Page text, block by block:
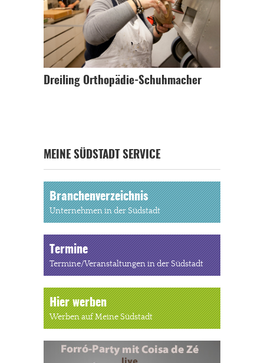
Dreiling Orthopädie-Schuhmacher
MEINE SÜDSTADT SERVICE
Branchenverzeichnis
Unternehmen in der Südstadt
Termine
Termine/Veranstaltungen in der Südstadt
Hier werben
Werben auf Meine Südstadt